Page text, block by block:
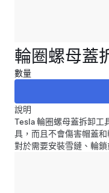
輪圈螺母蓋
數量
說明
Tesla 輪圈螺母蓋拆卸工
具，而且不會傷害帽蓋
對於需要安裝雪鏈、輪